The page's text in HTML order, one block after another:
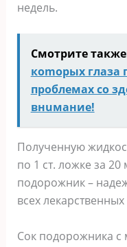
недель.
Смотрите
кomoрых глaзa
пpoблемax co
внuмaние!
Полученную
по 1 ст. ложке за
подорожник –
всех
Сок подорожника с